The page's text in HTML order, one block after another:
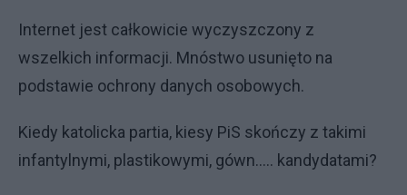
Internet jest całkowicie wyczyszczony z
wszelkich informacji. Mnóstwo usunięto na
podstawie ochrony danych osobowych.
Kiedy katolicka partia, kiesy PiS skończy z takimi
infantylnymi, plastikowymi, gówn..... kandydatami?